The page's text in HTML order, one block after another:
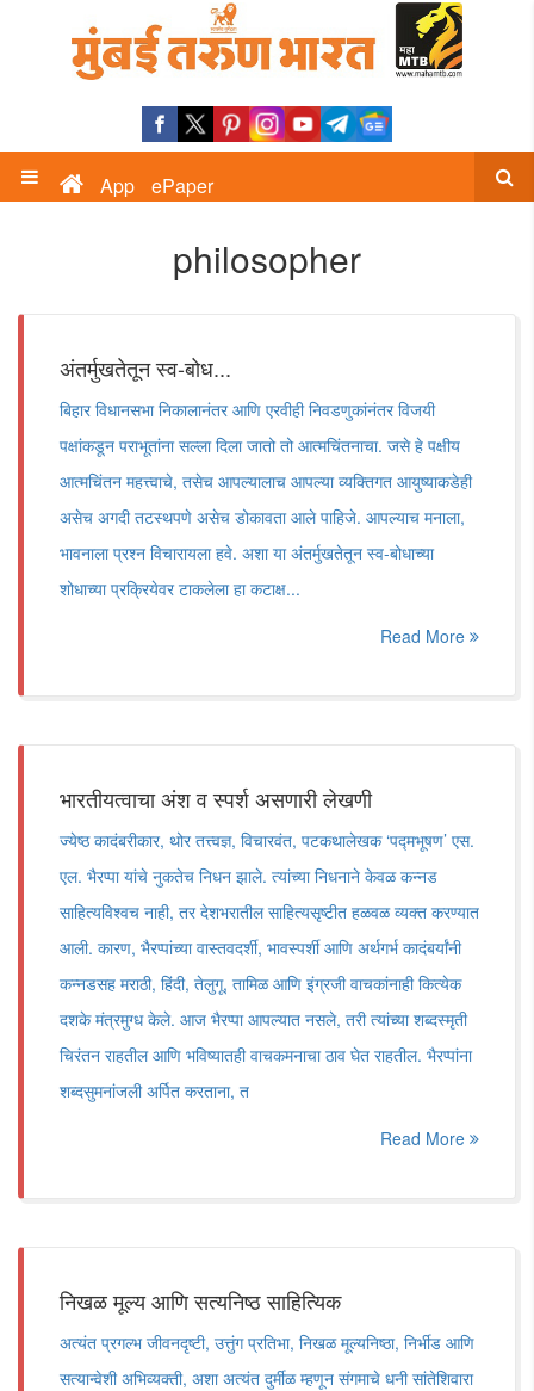
App ePaper
philosopher
अंतर्मुखतेतून स्व-बोध...
बिहार विधानसभा निकालानंतर आणि एरवीही निवडणुकांनंतर विजयी
पक्षांकडून पराभूतांना सल्ला दिला जातो तो आत्मचिंतनाचा. जसे हे पक्षीय
आत्मचिंतन महत्त्वाचे, तसेच आपल्यालाच आपल्या व्यक्तिगत आयुष्याकडेही
असेच अगदी तटस्थपणे असेच डोकावता आले पाहिजे. आपल्याच मनाला,
भावनाला प्रश्न विचारायला हवे. अशा या अंतर्मुखतेतून स्व-बोधाच्या
शोधाच्या प्रक्रियेवर टाकलेला हा कटाक्ष...
Read More
भारतीयत्वाचा अंश व स्पर्श असणारी लेखणी
ज्येष्ठ कादंबरीकार, थोर तत्त्वज्ञ, विचारवंत, पटकथालेखक ‘पद्मभूषण’ एस.
एल. भैरप्पा यांचे नुकतेच निधन झाले. त्यांच्या निधनाने केवळ कन्नड
साहित्यविश्वच नाही, तर देशभरातील साहित्यसृष्टीत हळवळ व्यक्त करण्यात
आली. कारण, भैरप्पांच्या वास्तवदर्शी, भावस्पर्शी आणि अर्थगर्भ कादंबर्यांनी
कन्नडसह मराठी, हिंदी, तेलुगू, तामिळ आणि इंग्रजी वाचकांनाही कित्येक
दशके मंत्रमुग्ध केले. आज भैरप्पा आपल्यात नसले, तरी त्यांच्या शब्दस्मृती
चिरंतन राहतील आणि भविष्यातही वाचकमनाचा ठाव घेत राहतील. भैरप्पांना
शब्दसुमनांजली अर्पित करताना, त
Read More
निखळ मूल्य आणि सत्यनिष्ठ साहित्यिक
अत्यंत प्रगल्भ जीवनदृष्टी, उत्तुंग प्रतिभा, निखळ मूल्यनिष्ठा, निर्भीड आणि
सत्यान्वेशी अभिव्यक्ती, अशा अत्यंत दुर्मीळ म्हणून संगमाचे धनी सांतेशिवारा